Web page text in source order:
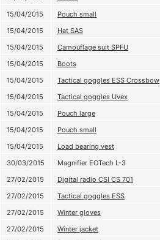
15/04/2015
Pouch small
15/04/2015
Hat SAS
15/04/2015
Camouflage suit SPFU
15/04/2015
Boots
15/04/2015
Tactical goggles ESS Crossbow
15/04/2015
Tactical goggles Uvex
15/04/2015
Pouch large
15/04/2015
Pouch small
15/04/2015
Load bearing vest
30/03/2015
Magnifier EOTech L-3
27/02/2015
Digital radio CSI CS 701
27/02/2015
Tactical goggles ESS
27/02/2015
Winter gloves
27/02/2015
Winter jacket